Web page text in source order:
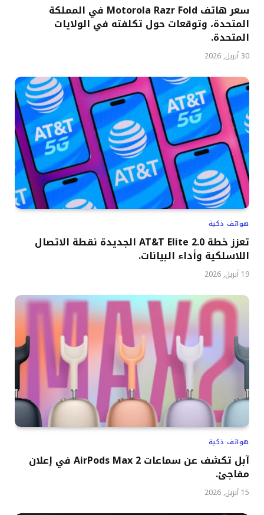
سعر هاتف Motorola Razr Fold في المملكة
المتحدة، وتوقعات حول تكلفته في الولايات
المتحدة.
30 أبريل, 2026
هواتف ذكية
تعزز خطة AT&T Elite 2.0 الجديدة نقطة الاتصال
اللاسلكية وأداء البيانات.
19 أبريل, 2026
هواتف ذكية
آبل تكشف عن سماعات AirPods Max 2 في إعلان
مفاجئ.
15 أبريل, 2026